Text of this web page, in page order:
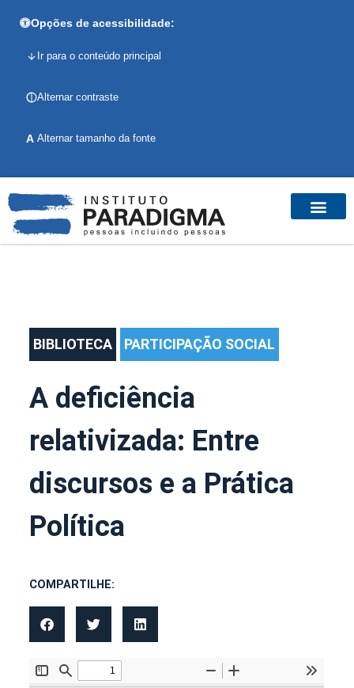
Opções de acessibilidade:
Ir para o conteúdo principal
Alternar contraste
A Alternar tamanho da fonte
BIBLIOTECA PARTICIPAÇÃO SOCIAL
A deficiência
relativizada: Entre
discursos e a Prática
Política
COMPARTILHE: